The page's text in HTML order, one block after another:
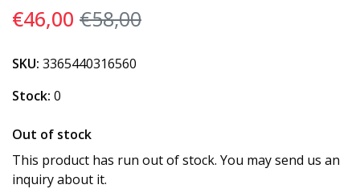
€46,00 €58,00
SKU: 3365440316560
Stock: 0
Out of stock
This product has run out of stock. You may send us an
inquiry about it.